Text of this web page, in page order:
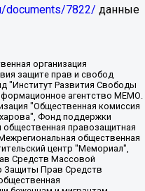
documents/7822/ данные
"Гражданин.Армия.Право", Хисамова Регина Фаритовна, Автономная некоммерческая организация по реализации социально-правовых программ "Лилит", Дальневосточное общественное движение "Маяк", Санкт-Петербургская ЛГБТ-инициативная группа "Выход", Инициативная группа ЛГБТ+ "Реверс", Алексеев Андрей Викторович, Бекбулатова Таисия Львовна, Беляев Иван Михайлович, Владыкина Елена Сергеевна, Гельман Марат Александрович, Никульшина Вероника Юрьевна, Толоконникова Надежда Андреевна, Шендерович Виктор Анатольевич, Общество с ограниченной ответственностью "Данное сообщение", Общество с ограниченной ответственностью Издательский дом "Новая глава", Айнбиндер Александра Александровна, Московский комьюнити-центр для ЛГБТ+инициатив, Благотворительный фонд развития филантропии, Deutsche Welle (Германия, Kurt-Schumacher-Strasse 3, 53113 Bonn), Борзунова Мария Михайловна, Воробьев Виктор Викторович, Голубева Анна Львовна, Константинова Алла Михайловна, Малкова Ирина Владимировна, Мурадов Мурад Абдулгалимович, Осетинская Елизавета Николаевна, Понасенков Евгений Николаевич, Ганапольский Матвей Юрьевич, Киселев Евгений Алексеевич, Борухович Ирина Григорьевна, Дремин Иван Тимофеевич, Дубровский Дмитрий Викторович, Красноярская региональная общественная организация поддержки и развития альтернативных образовательных технологий и межкультурных коммуникаций "ИНТЕРРА", Маяковская Екатерина Алексеевна, Фейгин Марк Захарович, Филимонов Андрей Викторович, Дзугкоева Регина Николаевна, Доброхотов Роман Александрович, Дудь Юрий Александрович, Елкин Сергей Владимирович, Кругликов Кирилл Игоревич, Сабунаева Мария Леонидовна, Семенов Алексей Владимирович, Шаинян Карен Багратович, Шульман Екатерина Михайловна, Асафьев Артур Валерьевич, Вахштайн Виктор Семенович, Венедиктов Алексей Алексеевич, Лушникова Екатерина Евгеньевна, Волков Леонид Михайлович, Невзоров Александр Глебович, Пархоменко Сергей Борисович, Сироткин Ярослав Николаевич, Кара-Мурза Владимир Владимирович, Баранова Наталья Владимировна, Гозман Леонид Яковлевич, Кагарлицкий Борис Юльевич, Климарев Михаил Валерьевич, Милов Владимир Станиславович, Автономная некоммерческая организация Краснодарский центр современного искусства "Типография", Моргенштерн Алишер Тагирович, Соболь Любовь Эдуардовна, Общество с ограниченной ответственностью "ЛИЗА НОРМ", Каспаров Гарри Кимович, Ходорковский Михаил Борисович, Общество с ограниченной ответственностью "Апрельские тезисы", Данилович Ирина Брониславовна, Кашин Олег Владимирович, Петров Николай Владимирович, Пивоваров Алексей Владимирович, Соколов Михаил Владимирович, Цветкова Юлия Владимировна, Чичваркин Евгений Александрович, Комитет против пыток/Команда против пыток, Общество с ограниченной ответственностью "Первый научный", Общество с ограниченной ответственностью "Вертолет и ко", Белоцерковская Вероника Борисовна, Кац Максим Евгеньевич, Лазарева Татьяна Юрьевна, Шаведдинов Руслан Табризович, Яшин Илья Валерьевич, Общество с ограниченной ответственностью "Иноагент ААВ", Алешковский Дмитрий Петрович, Альбац Евгения Марковна, Быков Дмитрий Львович, Галямина Юлия Евгеньевна, Лойко Сергей Леонидович, Мартынов Кирилл Константинович, Медведев Сергей Александрович, Крашенинников Федор Геннадиевич, Гордеева Катерина Вл